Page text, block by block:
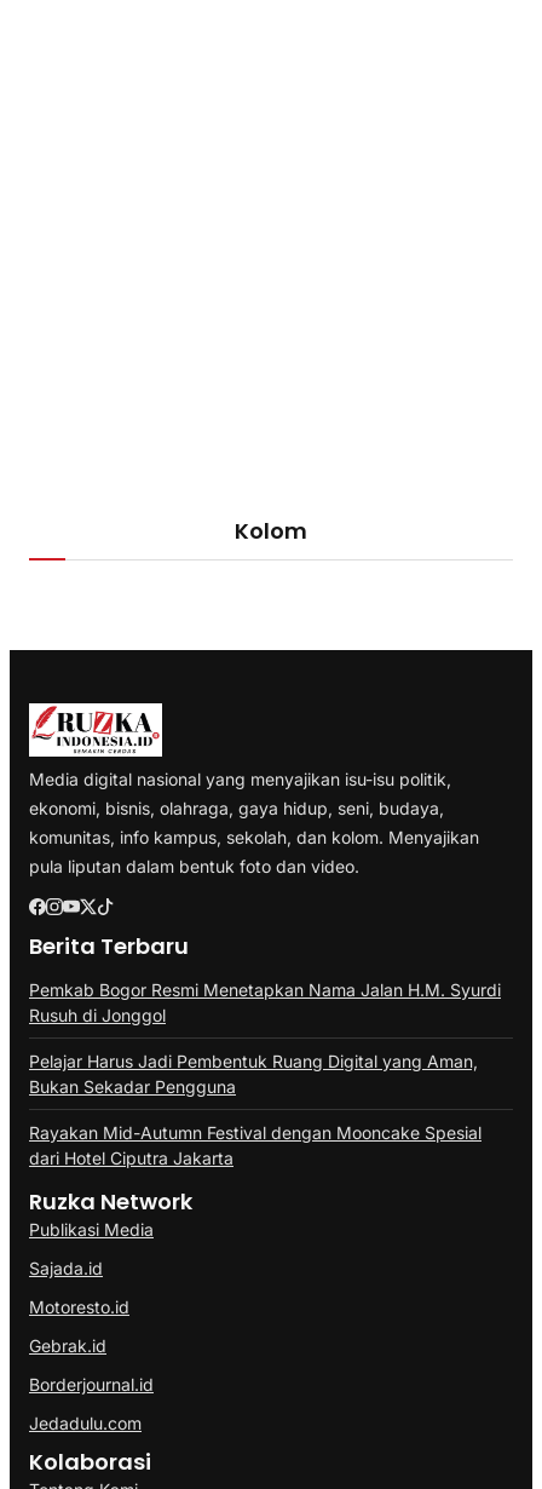
Kolom
Media digital nasional yang menyajikan isu-isu politik,
ekonomi, bisnis, olahraga, gaya hidup, seni, budaya,
komunitas, info kampus, sekolah, dan kolom. Menyajikan
pula liputan dalam bentuk foto dan video.
Berita Terbaru
Pemkab Bogor Resmi Menetapkan Nama Jalan H.M. Syurdi
Rusuh di Jonggol
Pelajar Harus Jadi Pembentuk Ruang Digital yang Aman,
Bukan Sekadar Pengguna
Rayakan Mid-Autumn Festival dengan Mooncake Spesial
dari Hotel Ciputra Jakarta
Ruzka Network
Publikasi Media
Sajada.id
Motoresto.id
Gebrak.id
Borderjournal.id
Jedadulu.com
Kolaborasi